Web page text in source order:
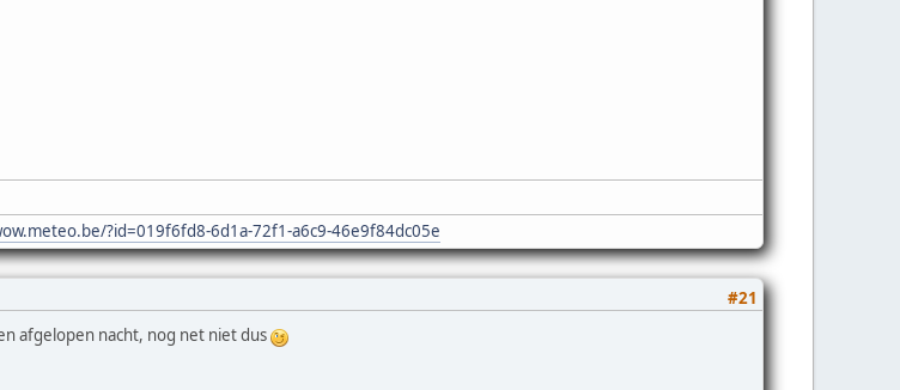
?id=019f6fd8-6d1a-72f1-a6c9-46e9f84dc05e
#21
afgelopen nacht, nog net niet dus